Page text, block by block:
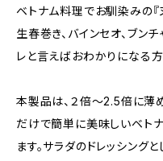
ベトナム料理でお馴染みの『
生春巻き、バインセオ、ブン
レと言えばおわかりになる
本製品は、２倍～2.5倍に薄
だけで簡単に美味しいベト
ます。サラダのドレッシング